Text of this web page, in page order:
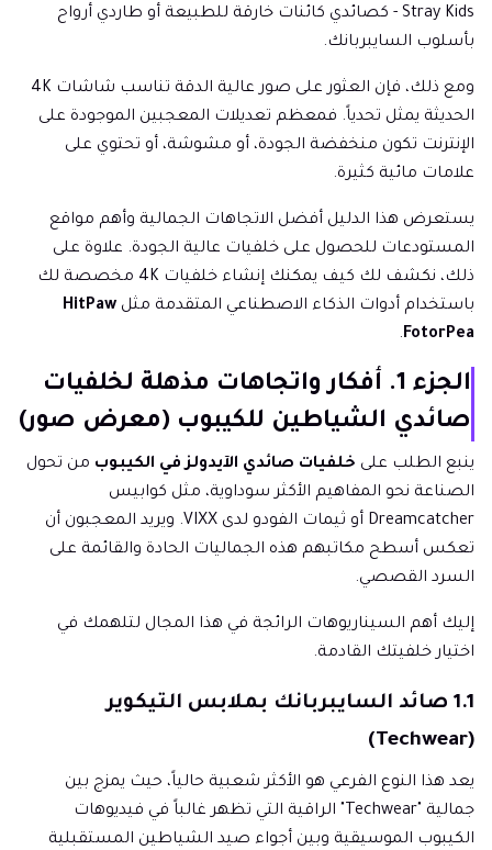
Stray Kids - كصائدي كائنات خارقة للطبيعة أو طاردي أرواح
بأسلوب السايبربانك.
ومع ذلك، فإن العثور على صور عالية الدقة تناسب شاشات 4K
الحديثة يمثل تحدياً. فمعظم تعديلات المعجبين الموجودة على
الإنترنت تكون منخفضة الجودة، أو مشوشة، أو تحتوي على
علامات مائية كثيرة.
يستعرض هذا الدليل أفضل الاتجاهات الجمالية وأهم مواقع
المستودعات للحصول على خلفيات عالية الجودة. علاوة على
ذلك، نكشف لك كيف يمكنك إنشاء خلفيات 4K مخصصة لك
باستخدام أدوات الذكاء الاصطناعي المتقدمة مثل HitPaw
FotorPea
.
الجزء 1. أفكار واتجاهات مذهلة لخلفيات
صائدي الشياطين للكيبوب (معرض صور)
ينبع الطلب على خلفيات صائدي الآيدولز في الكيبوب من تحول
الصناعة نحو المفاهيم الأكثر سوداوية، مثل كوابيس
Dreamcatcher أو ثيمات الفودو لدى VIXX. ويريد المعجبون أن
تعكس أسطح مكاتبهم هذه الجماليات الحادة والقائمة على
السرد القصصي.
إليك أهم السيناريوهات الرائجة في هذا المجال لتلهمك في
اختيار خلفيتك القادمة.
1.1 صائد السايبربانك بملابس التيكوير
(Techwear)
يعد هذا النوع الفرعي هو الأكثر شعبية حالياً، حيث يمزج بين
جمالية "Techwear" الراقية التي تظهر غالباً في فيديوهات
الكيبوب الموسيقية وبين أجواء صيد الشياطين المستقبلية